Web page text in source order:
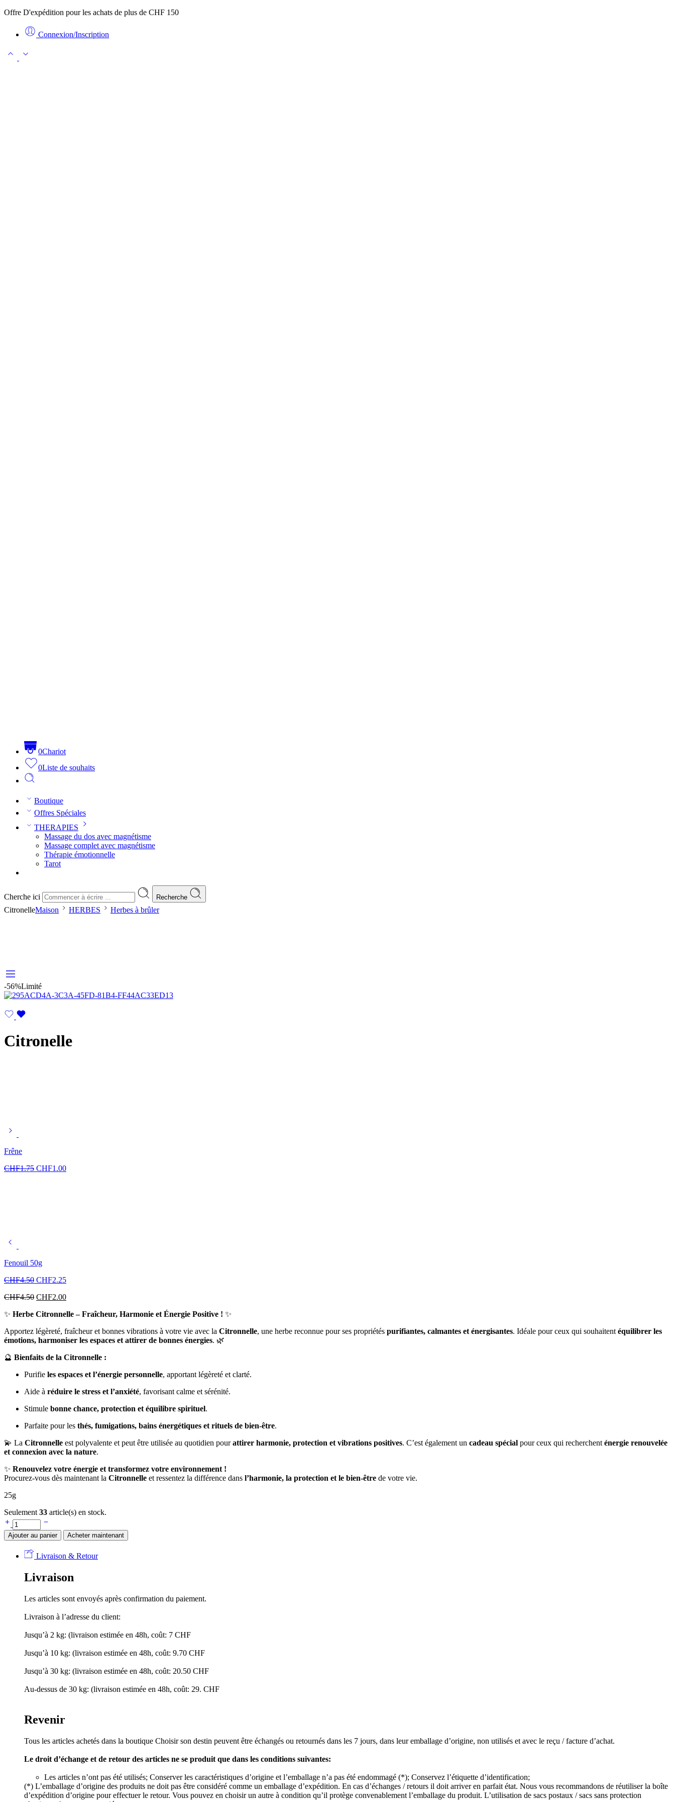
Offre D'expédition pour les achats de plus de CHF 150
Connexion/Inscription
0Chariot
0Liste de souhaits
Boutique
Offres Spéciales
THERAPIES
Massage du dos avec magnétisme
Massage complet avec magnétisme
Thérapie émotionnelle
Tarot
Cherche ici Recherche
CitronelleMaison HERBES Herbes à brûler
-56%Limité
Citronelle
Frêne
CHF1.75 CHF1.00
Fenouil 50g
CHF4.50 CHF2.25
CHF4.50 CHF2.00
✨ Herbe Citronnelle – Fraîcheur, Harmonie et Énergie Positive ! ✨
Apportez légèreté, fraîcheur et bonnes vibrations à votre vie avec la Citronnelle, une herbe reconnue pour ses propriétés purifiantes, calmantes et énergisantes. Idéale pour ceux qui souhaitent équilibrer les
émotions, harmoniser les espaces et attirer de bonnes énergies. 🌿
🔮 Bienfaits de la Citronnelle :
Purifie les espaces et l’énergie personnelle, apportant légèreté et clarté.
Aide à réduire le stress et l’anxiété, favorisant calme et sérénité.
Stimule bonne chance, protection et équilibre spirituel.
Parfaite pour les thés, fumigations, bains énergétiques et rituels de bien-être.
💫 La Citronnelle est polyvalente et peut être utilisée au quotidien pourattirer harmonie, protection et vibrations positives. C’est également un cadeau spécial pour ceux qui recherchent énergie renouvelée
et connexion avec la nature.
✨ Renouvelez votre énergie et transformez votre environnement !
Procurez-vous dès maintenant la Citronnelle et ressentez la différence dans l’harmonie, la protection et le bien-être de votre vie.
25g
Seulement 33 article(s) en stock.
Ajouter au panier Acheter maintenant
Livraison & Retour
Livraison
Les articles sont envoyés après confirmation du paiement.
Livraison à l’adresse du client:
Jusqu’à 2 kg: (livraison estimée en 48h, coût: 7 CHF
Jusqu’à 10 kg: (livraison estimée en 48h, coût: 9.70 CHF
Jusqu’à 30 kg: (livraison estimée en 48h, coût: 20.50 CHF
Au-dessus de 30 kg: (livraison estimée en 48h, coût: 29. CHF
Revenir
Tous les articles achetés dans la boutique Choisir son destin peuvent être échangés ou retournés dans les 7 jours, dans leur emballage d’origine, non utilisés et avec le reçu / facture d’achat.
Le droit d’échange et de retour des articles ne se produit que dans les conditions suivantes:
Les articles n’ont pas été utilisés; Conserver les caractéristiques d’origine et l’emballage n’a pas été endommagé (*); Conservez l’étiquette d’identification;
(*) L’emballage d’origine des produits ne doit pas être considéré comme un emballage d’expédition. En cas d’échanges / retours il doit arriver en parfait état. Nous vous recommandons de réutiliser la boîte
d’expédition d’origine pour effectuer le retour. Vous pouvez en choisir un autre à condition qu’il protège convenablement l’emballage du produit. L’utilisation de sacs postaux / sacs sans protection